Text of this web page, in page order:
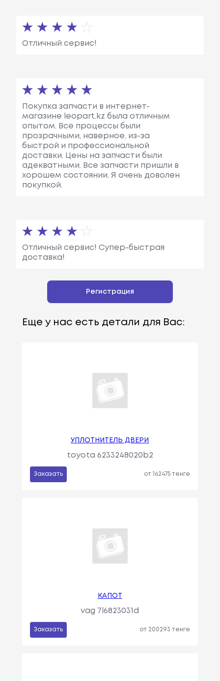
Отличный сервис!
Покупка запчасти в интернет-
магазине leopart.kz была отличным
опытом. Все процессы были
прозрачными, наверное, из-за
быстрой и профессиональной
доставки. Цены на запчасти были
адекватными. Все запчасти пришли в
хорошем состоянии. Я очень доволен
покупкой.
Отличный сервис! Супер-быстрая
доставка!
Регистрация
Еще у нас есть детали для Вас:
УПЛОТНИТЕЛЬ ДВЕРИ
toyota 6233248020b2
Заказать от 162475 тенге
КАПОТ
vag 7l6823031d
Заказать от 200293 тенге